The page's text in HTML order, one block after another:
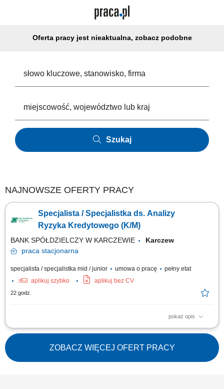
Oferta pracy jest nieaktualna, zobacz podobne
Szukaj
NAJNOWSZE OFERTY PRACY
Specjalista / Specjalistka ds. Analizy
Ryzyka Kredytowego (K/M)
BANK SPÓŁDZIELCZY W KARCZEWIE
Karczew
praca stacjonarna
specjalista / specjalistka mid / junior umowa o pracę
pełny etat
aplikuj szybko
aplikuj bez CV
22 godz.
pokaż opis
Opis stanowiska: Badanie wypłacalności oraz wiarygodności finansowej
podmiotów ubiegających się o finansowanie. Estymowanie poziomu
ryzyka i przygotowywanie merytorycznych rekomendacji do decyzji
transakcyjnych. Przeprowadzanie wizji lokalnych u wnioskodawców na
etapie oceny oraz przy...
ZOBACZ WIĘCEJ OFERT PRACY